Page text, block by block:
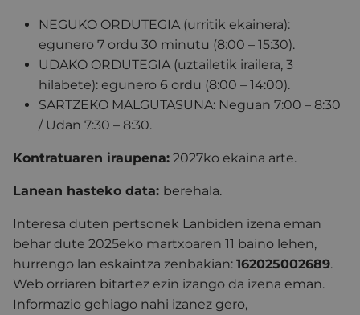
NEGUKO ORDUTEGIA (urritik ekainera):
egunero 7 ordu 30 minutu (8:00 – 15:30).
UDAKO ORDUTEGIA (uztailetik irailera, 3
hilabete): egunero 6 ordu (8:00 – 14:00).
SARTZEKO MALGUTASUNA: Neguan 7:00 – 8:30
/ Udan 7:30 – 8:30.
Kontratuaren iraupena: 2027ko ekaina arte.
Lanean hasteko data: berehala.
Interesa duten pertsonek Lanbiden izena eman
behar dute 2025eko martxoaren 11 baino lehen,
hurrengo lan eskaintza zenbakian: 162025002689.
Web orriaren bitartez ezin izango da izena eman.
Informazio gehiago nahi izanez gero,